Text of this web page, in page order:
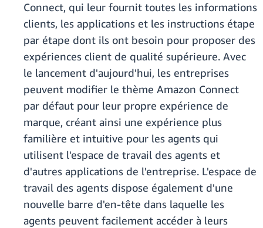
Connect, qui leur fournit toutes les informations
clients, les applications et les instructions étape
par étape dont ils ont besoin pour proposer des
expériences client de qualité supérieure. Avec
le lancement d'aujourd'hui, les entreprises
peuvent modifier le thème Amazon Connect
par défaut pour leur propre expérience de
marque, créant ainsi une expérience plus
familière et intuitive pour les agents qui
utilisent l'espace de travail des agents et
d'autres applications de l'entreprise. L'espace de
travail des agents dispose également d'une
nouvelle barre d'en-tête dans laquelle les
agents peuvent facilement accéder à leurs